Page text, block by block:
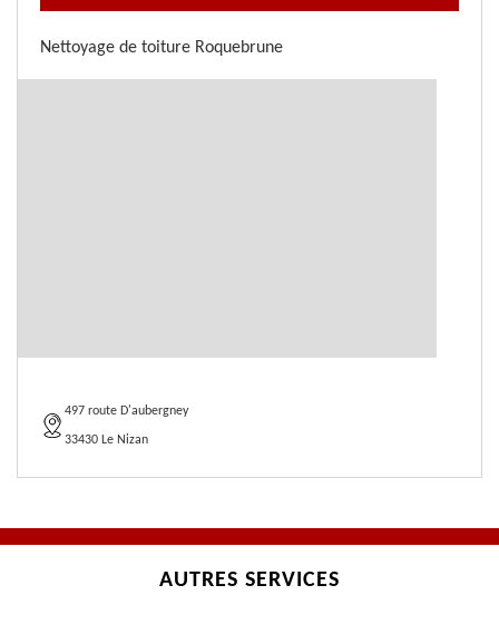
Nettoyage de toiture Roquebrune
497 route D'aubergney
33430 Le Nizan
AUTRES SERVICES